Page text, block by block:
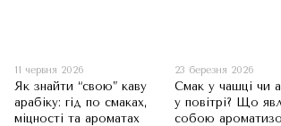
11 червня 2026
Як знайти “свою” каву
арабіку: гід по смаках,
міцності та ароматах
23 березня 2026
Смак у чашці чи
у повітрі? Що
собою